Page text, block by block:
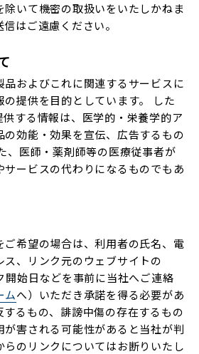
除いて機密の取扱いをいたしかねま
はご遠慮ください。
品およびこれに関連するサービスに
提供を目的としています。 した
する情報は、医学的・栄養学的ア
の効能・効果を宣伝、広告するもの
、医師・薬剤師等の医療従事者が
ービスの代わりになるものでもあ
ご希望の場合は、利用者の氏名、電
、リンク元のウェブサイトの
開始日などを事前に当社へご連絡
ムへ）いただき承諾を得る必要があ
するもの、誹謗中傷の存在するもの
害される可能性があると当社が判
らのリンクについてはお断りいたし